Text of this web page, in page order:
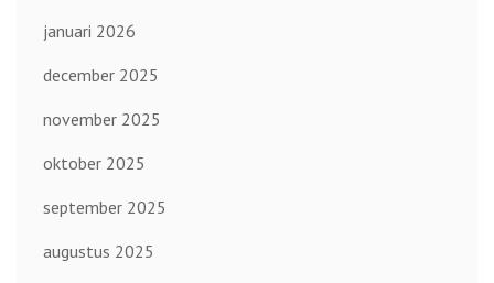
januari 2026
december 2025
november 2025
oktober 2025
september 2025
augustus 2025